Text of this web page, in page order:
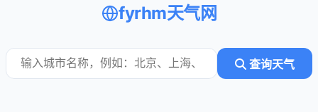
fyrhm天气网
查询天气